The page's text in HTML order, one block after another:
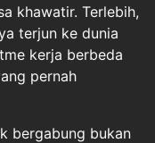
khawatir. Terlebih,
terjun ke dunia
kerja berbeda
pernah
bergabung bukan